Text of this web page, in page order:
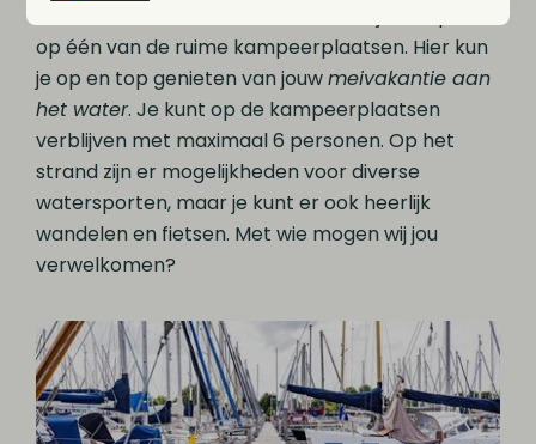
op één van de ruime kampeerplaatsen. Hier kun
je op en top genieten van jouwmeivakantie aan
het water. Je kunt op de kampeerplaatsen
verblijven met maximaal 6 personen. Op het
strand zijn er mogelijkheden voor diverse
watersporten, maar je kunt er ook heerlijk
wandelen en fietsen. Met wie mogen wij jou
verwelkomen?